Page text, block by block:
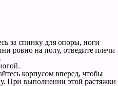
за спинку для опоры, ноги
ровно на полу, отведите плечи
корпусом вперед, чтобы
При выполнении этой растяжки